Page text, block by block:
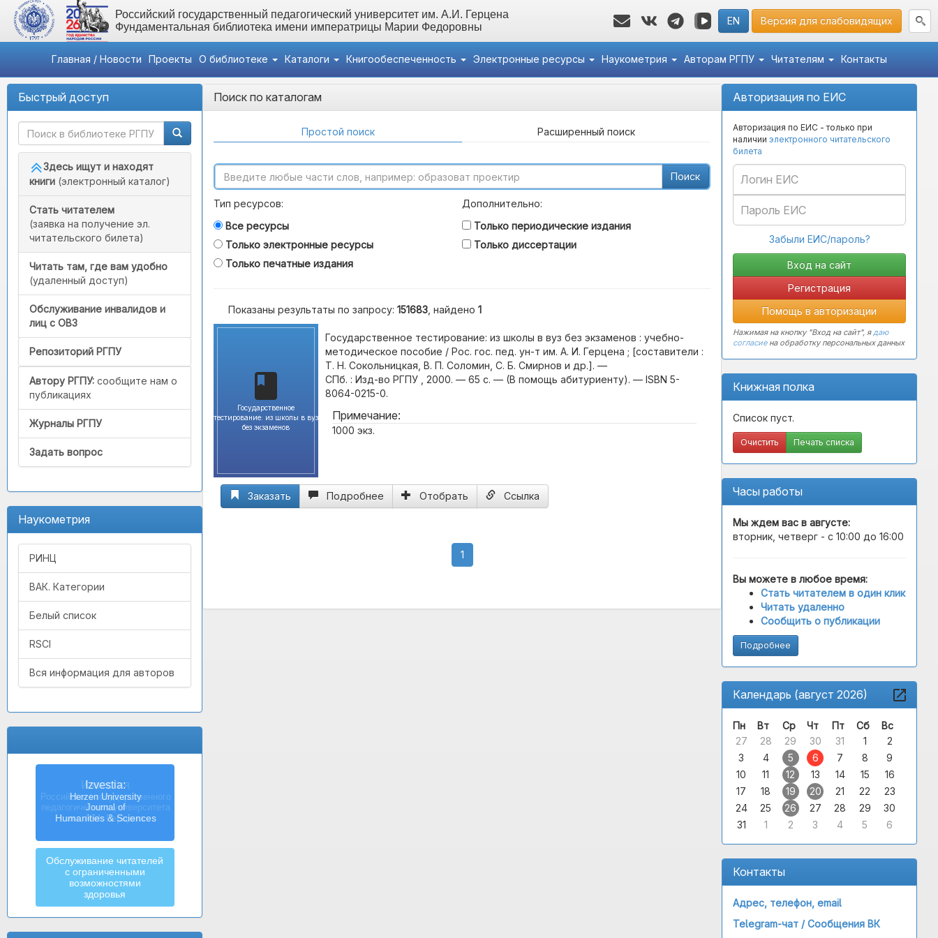
Российский государственный педагогический университет им. А.И. Герцена
Фундаментальная библиотека имени императрицы Марии Федоровны
EN Версия для слабовидящих
Главная / Новости Проекты О библиотеке Каталоги Книгообеспеченность Электронные ресурсы Наукометрия Авторам РГПУ Читателям Контакты
Быстрый доступ
Здесь ищут и находят
книги (электронный каталог)
Стать читателем
(заявка на получение эл.
читательского билета)
Читать там, где вам удобно
(удаленный доступ)
Обслуживание инвалидов и
лиц с ОВЗ
Репозиторий РГПУ
Автору РГПУ: сообщите нам о
публикациях
Журналы РГПУ
Задать вопрос
Наукометрия
РИНЦ
ВАК. Категории
Белый список
RSCI
Вся информация для авторов
Izvestia:
Herzen University
Journal of
Humanities & Sciences
Обслуживание читателей
с ограниченными
возможностями
здоровья
Авторизация по ЕИС
Авторизация по ЕИС - только при
наличии электронного читательского
билета
Забыли ЕИС/пароль?
Регистрация
Помощь в авторизации
Нажимая на кнопку "Вход на сайт", ядаю
согласиена обработку персональных данных
Книжная полка
Список пуст.
Очистить Печать списка
Часы работы
Мы ждем вас в августе:
вторник, четверг - с 10:00 до 16:00
Вы можете в любое время:
Стать читателем в один клик
Читать удаленно
Сообщить о публикации
Подробнее
Календарь (август 2026)
Пн Вт Ср Чт Пт Сб
Вс
27
28 29 30 31 1
2
3
4 5 6 7 8
9
10
11 12 13 14 15
16
17
18 19 20 21 22
23
24
25 26 27 28 29
30
31
1 2 3 4 5 6
Контакты
Адрес, телефон, email
Telegram-чат /Сообщения ВК
Поиск по каталогам
Простой поиск Расширенный поиск
Поиск
Тип ресурсов:
Все ресурсы
Только электронные ресурсы
Только печатные издания
Дополнительно:
Только периодические издания
Только диссертации
Показаны результаты по запросу: 151683 , найдено 1
Государственное
тестирование: из школы в вуз
без экзаменов
Государственное тестирование: из школы в вуз без экзаменов : учебно-
методическое пособие / Рос. гос. пед. ун-т им. А. И. Герцена ; [составители :
Т. Н. Сокольницкая, В. П. Соломин, С. Б. Смирнов и др.]. —
СПб. : Изд-во РГПУ , 2000. — 65 с. — (В помощь абитуриенту). — ISBN 5-
8064-0215-0.
Примечание:
1000 экз.
Заказать Подробнее Отобрать Ссылка
1(current)